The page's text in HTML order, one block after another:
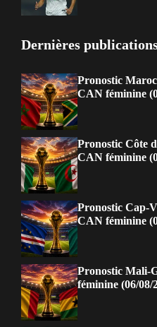
Dernières
Pronostic
CAN féminine
Pronostic Côte
CAN féminine
Pronostic Cap-
CAN féminine
Pronostic Mali-
féminine (06/08/